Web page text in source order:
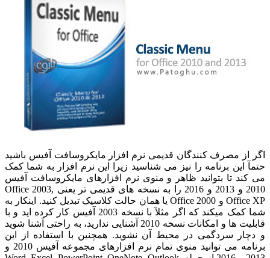
اگر از مصرف کنندگان قدیمی نرم افزار مایکروسافت آفیس باشید
حتمآ این برنامه را نیز می شناسید زیرا این نرم افزار به شما کمک
می کند تا بتوانید ظاهر و منوی نرم افزارهای مایکروسافت آفیس
2010 و 2013 و 2016 را به نسخه های قدیمی تر یعنی Office 2003,
Office XP و Office 2000 یا همان حالت کلاسیک تبدیل کنید. اینکار به
شما کمک میکند که اگر مثلآ با نسخه 2003 آفیس کار کرده اید و با
قابلیت ها و امکانات نسخه 2010 آشنایی ندارید، به راحتی آشنا شوید
و دچار سردگمی در محیط آن نشوید. همچنین با استفاده از این
برنامه می توانید منوی تمام نرم افزارهای مجموعه آفیس 2010 و